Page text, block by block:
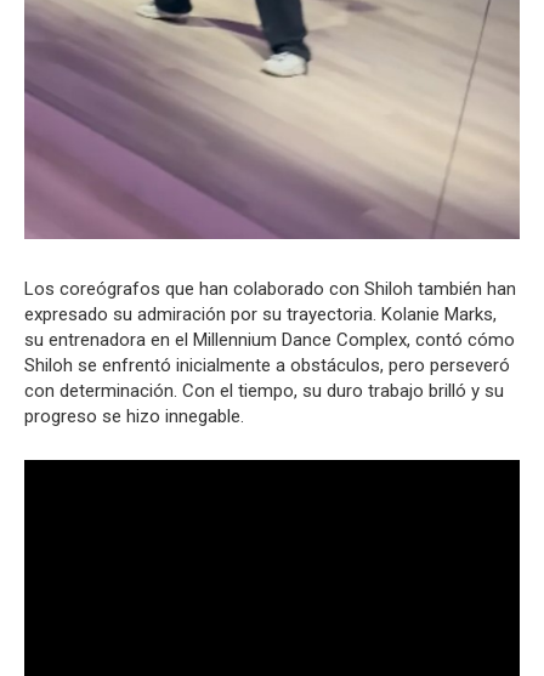
Los coreógrafos que han colaborado con Shiloh también han
expresado su admiración por su trayectoria. Kolanie Marks,
su entrenadora en el Millennium Dance Complex, contó cómo
Shiloh se enfrentó inicialmente a obstáculos, pero perseveró
con determinación. Con el tiempo, su duro trabajo brilló y su
progreso se hizo innegable.